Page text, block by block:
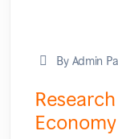
By Admin